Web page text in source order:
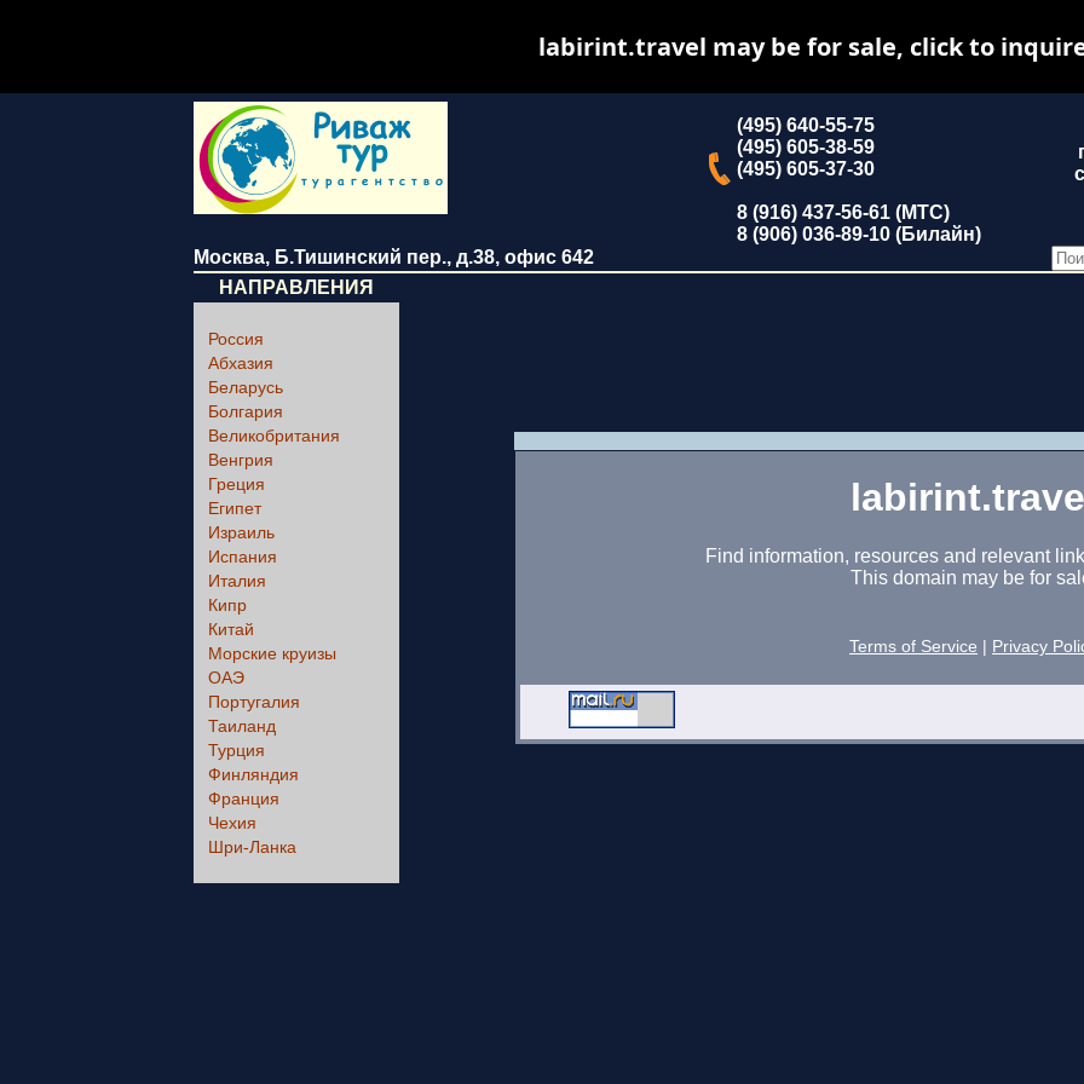
(495) 640-55-75
(495) 605-38-59
(495) 605-37-30
8 (916) 437-56-61 (МТС)
8 (906) 036-89-10 (Билайн)
Москва, Б.Тишинский пер., д.38, офис 642
НАПРАВЛЕНИЯ
Россия
Абхазия
Беларусь
Болгария
Великобритания
Венгрия
Греция
Египет
Израиль
Испания
Италия
Кипр
Китай
Морские круизы
ОАЭ
Португалия
Таиланд
Турция
Финляндия
Франция
Чехия
Шри-Ланка
Find information, resources and relevant
This domain may be for
Terms of Service Privacy
labirint.travel may be for sale, click to